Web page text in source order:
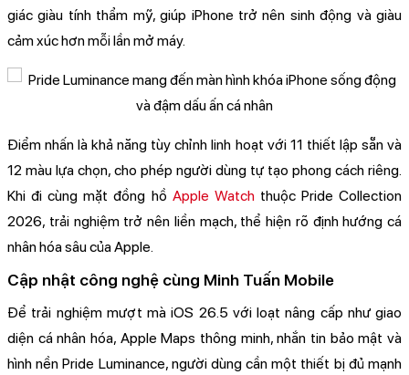
giác giàu tính thẩm mỹ, giúp iPhone trở nên sinh động và giàu
cảm xúc hơn mỗi lần mở máy.
Điểm nhấn là khả năng tùy chỉnh linh hoạt với 11 thiết lập sẵn và
12 màu lựa chọn, cho phép người dùng tự tạo phong cách riêng.
Khi đi cùng mặt đồng hồ Apple Watchthuộc Pride Collection
2026, trải nghiệm trở nên liền mạch, thể hiện rõ định hướng cá
nhân hóa sâu của Apple.
Cập nhật công nghệ cùng Minh Tuấn Mobile
Để trải nghiệm mượt mà iOS 26.5 với loạt nâng cấp như giao
diện cá nhân hóa, Apple Maps thông minh, nhắn tin bảo mật và
hình nền Pride Luminance, người dùng cần một thiết bị đủ mạnh